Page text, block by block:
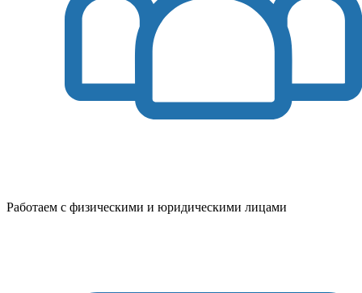
Работаем с физическими и юридическими лицами